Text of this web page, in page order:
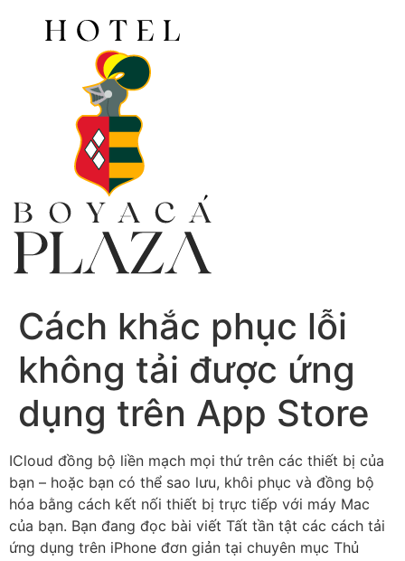
Cách khắc phục lỗi
không tải được ứng
dụng trên App Store
ICloud đồng bộ liền mạch mọi thứ trên các thiết bị của
bạn – hoặc bạn có thể sao lưu, khôi phục và đồng bộ
hóa bằng cách kết nối thiết bị trực tiếp với máy Mac
của bạn. Bạn đang đọc bài viết Tất tần tật các cách tải
ứng dụng trên iPhone đơn giản tại chuyên mục Thủ